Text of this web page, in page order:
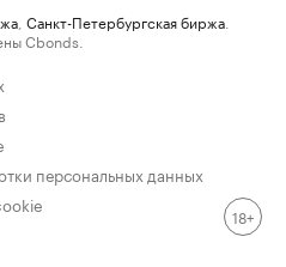
Санкт-Петербургская биржа
Cbonds.
персональных данных
18+